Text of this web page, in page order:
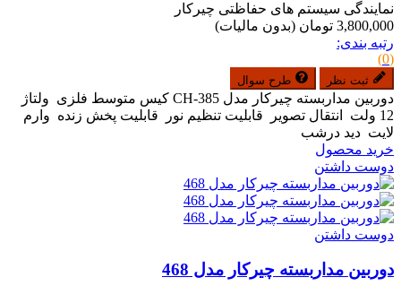
نمایندگی سیستم های حفاظتی چیرکار
3,800,000 تومان
(بدون مالیات)
رتبه بندی:
(0)
ثبت نظر طرح سوال
دوربین مداربسته چیرکار مدل CH-385 کیس متوسط فلزی ولتاژ
12 ولت انتقال تصویر قابلیت تنظیم نور قابلیت پخش زنده وارم
لایت دید درشب
خرید محصول
دوست داشتن
دوست داشتن
دوربین مداربسته چیرکار مدل 468